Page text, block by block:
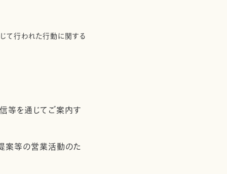
て行われた行動に関する
信等を通じてご案内す
案等の営業活動のた